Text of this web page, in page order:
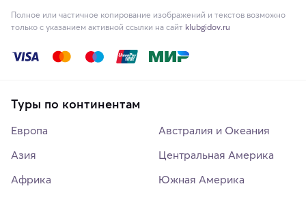
Полное или частичное копирование изображений и текстов возможно
только с указанием активной ссылки на сайт klubgidov.ru
Туры по континентам
Европа
Азия
Африка
Австралия и Океания
Центральная Америка
Южная Америка